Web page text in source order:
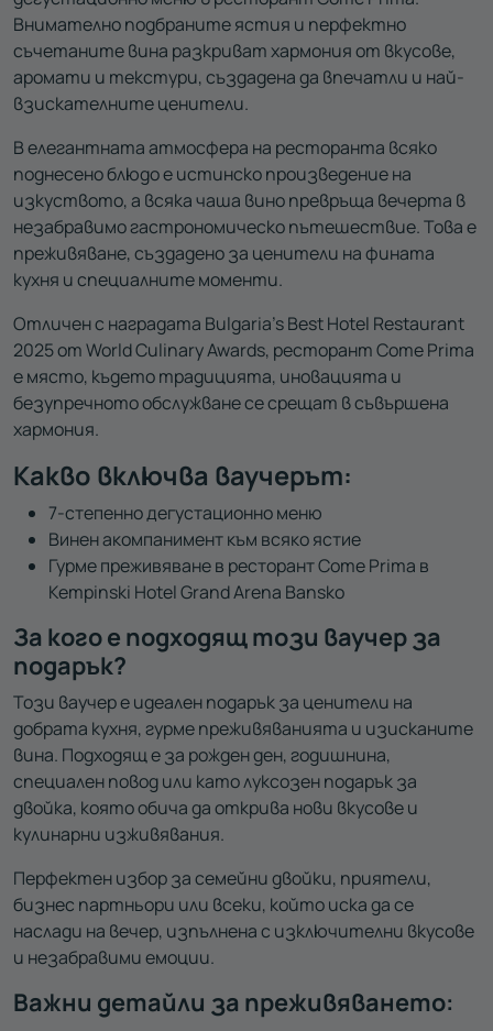
Внимателно подбраните ястия и перфектно
съчетаните вина разкриват хармония от вкусове,
аромати и текстури, създадена да впечатли и най-
взискателните ценители.
В елегантната атмосфера на ресторанта всяко
поднесено блюдо е истинско произведение на
изкуството, а всяка чаша вино превръща вечерта в
незабравимо гастрономическо пътешествие. Това е
преживяване, създадено за ценители на фината
кухня и специалните моменти.
Отличен с наградата Bulgaria's Best Hotel Restaurant
2025 от World Culinary Awards, ресторант Come Prima
е място, където традицията, иновацията и
безупречното обслужване се срещат в съвършена
хармония.
Какво включва ваучерът:
7-степенно дегустационно меню
Винен акомпанимент към всяко ястие
Гурме преживяване в ресторант Come Prima в
Kempinski Hotel Grand Arena Bansko
За кого е подходящ този ваучер за
подарък?
Този ваучер е идеален подарък за ценители на
добрата кухня, гурме преживяванията и изисканите
вина. Подходящ е за рожден ден, годишнина,
специален повод или като луксозен подарък за
двойка, която обича да открива нови вкусове и
кулинарни изживявания.
Перфектен избор за семейни двойки, приятели,
бизнес партньори или всеки, който иска да се
наслади на вечер, изпълнена с изключителни вкусове
и незабравими емоции.
Важни детайли за преживяването: